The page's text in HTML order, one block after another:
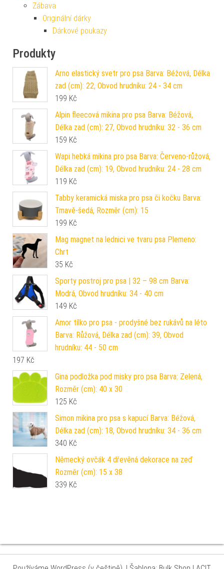
Zábava
Originální dárky
Dárkové poukazy
Produkty
Arno elastický svetr pro psa Barva: Béžová, Délka
zad (cm): 22, Obvod hrudníku: 24 - 34 cm
199 Kč
Alpin fleecová mikina pro psa Barva: Béžová,
Délka zad (cm): 27, Obvod hrudníku: 32 - 36 cm
159 Kč
Wapi hebká mikina pro psa Barva: Červeno-růžová,
Délka zad (cm): 19, Obvod hrudníku: 24 - 28 cm
119 Kč
Tabby keramická miska pro psa či kočku Barva:
Tmavě-šedá, Rozměr (cm): 15
199 Kč
Mag magnet na lednici ve tvaru psa Plemeno:
Chrt
35 Kč
Sporty postroj pro psa | 32 – 98 cm Barva:
Modrá, Obvod hrudníku: 34 - 40 cm
149 Kč
Amor tílko pro psa - prodyšné bez rukávů na léto
Barva: Růžová, Délka zad (cm): 39, Obvod
hrudníku: 44 - 50 cm
197 Kč
Gina podložka pod misky pro psa Barva: Zelená,
Rozměr (cm): 40 x 30
125 Kč
Simon mikina pro psa s kapucí Barva: Béžová,
Délka zad (cm): 18, Obvod hrudníku: 34 - 36 cm
340 Kč
Německý ovčák 4 dřevěná dekorace na zeď
Rozměr (cm): 15 x 38
339 Kč